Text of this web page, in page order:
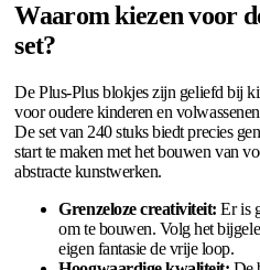
Waarom kiezen voor
set?
De Plus-Plus blokjes zijn geliefd bij
voor oudere kinderen en
De set van 240 stuks biedt precies
start te maken met het bouwen van
abstracte kunstwerken.
Grenzeloze creativiteit: Er is
om te bouwen. Volg het
eigen fantasie de vrije loop.